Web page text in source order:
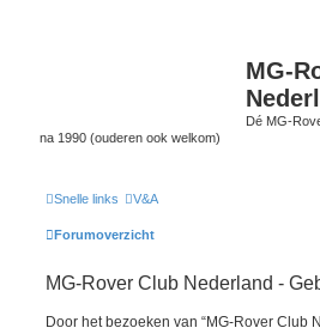
MG-
Dé MG-
na 1990 (ouderen ook welkom)
Snelle links V&A
Forumoverzicht
MG-Rover Club Nederland -
Door het bezoeken van “MG-Rover Club